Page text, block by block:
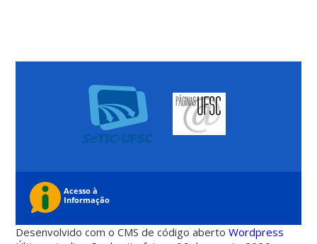
Desenvolvido com o CMS de código abertoWordpress